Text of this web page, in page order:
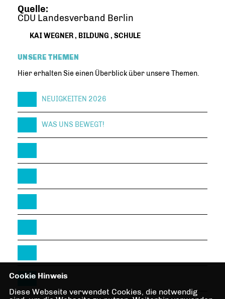
Quelle:
CDU Landesverband Berlin
KAI WEGNER, BILDUNG , SCHULE
UNSERE THEMEN
Hier erhalten Sie einen Überblick über unsere Themen.
NEUIGKEITEN 2026
WAS UNS BEWEGT!
Cookie Hinweis
Diese Webseite verwendet Cookies, die notwendig